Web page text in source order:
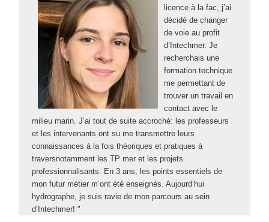
licence à la fac, j’ai
décidé de changer
de voie au profit
d’Intechmer. Je
recherchais une
formation technique
me permettant de
trouver un travail en
contact avec le
milieu marin. J’ai tout de suite accroché: les professeurs
et les intervenants ont su me transmettre leurs
connaissances à la fois théoriques et pratiques à
traversnotamment les TP mer et les projets
professionnalisants. En 3 ans, les points essentiels de
mon futur métier m’ont été enseignés. Aujourd’hui
hydrographe, je suis ravie de mon parcours au sein
d’Intechmer! "